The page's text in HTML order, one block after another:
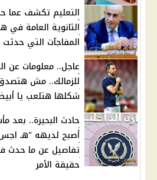
التعليم تكشف عما
الثانوية العامة
المفاجآت التي حدثت
عاجل.. معلومات عن
للزمالك.. مش
شكلها هتلعب يا
حادث البحيرة.. بعد
أصبح لديهه "هـ
تفاصيل عن ما حدث
حقيقة الأمر